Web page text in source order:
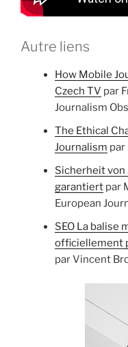
Autre liens
How Mobile
Czech TV par
Journalism
The Ethical
Journalism par
Sicherheit
garantiert par
European
SEO La balise
officiellement
par Vincent